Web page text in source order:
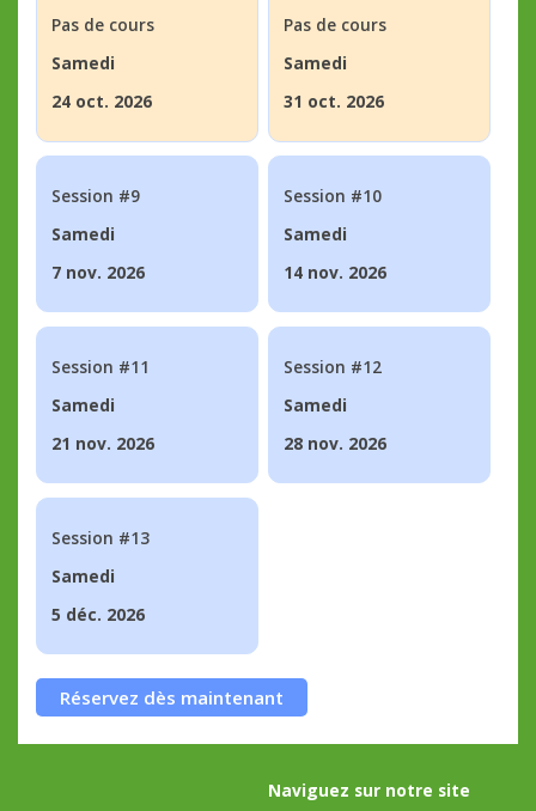
Pas de cours
Samedi
24 oct. 2026
Pas de cours
Samedi
31 oct. 2026
Session #9
Samedi
7 nov. 2026
Session #10
Samedi
14 nov. 2026
Session #11
Samedi
21 nov. 2026
Session #12
Samedi
28 nov. 2026
Session #13
Samedi
5 déc. 2026
Réservez dès maintenant
Naviguez sur notre site